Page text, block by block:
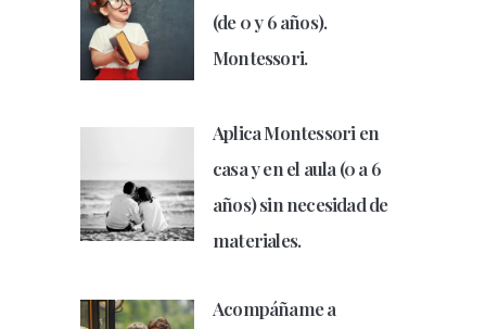
(de 0 y 6 años).
Montessori.
Aplica Montessori en
casa y en el aula (0 a 6
años) sin necesidad de
materiales.
Acompáñame a